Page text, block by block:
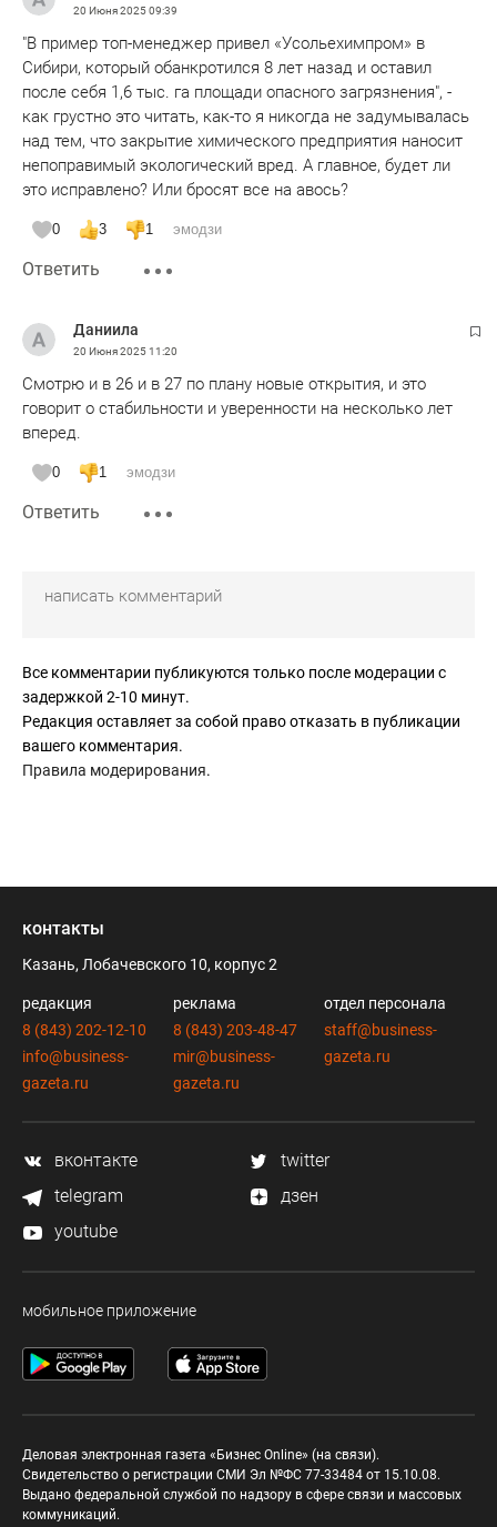
20 Июня 202509:39
"В пример топ-менеджер привел «Усольехимпром» в
Сибири, который обанкротился 8 лет назад и оставил
после себя 1,6 тыс. га площади опасного загрязнения", -
как грустно это читать, как-то я никогда не задумывалась
над тем, что закрытие химического предприятия наносит
непоправимый экологический вред. А главное, будет ли
это исправлено? Или бросят все на авось?
0 3 1 эмодзи
Ответить
Даниила
20 Июня 202511:20
Смотрю и в 26 и в 27 по плану новые открытия, и это
говорит о стабильности и уверенности на несколько лет
вперед.
0 1 эмодзи
Ответить
Все комментарии публикуются только после модерации с
задержкой 2-10 минут.
Редакция оставляет за собой право отказать в публикации
вашего комментария.
Правила модерирования.
контакты
Казань, Лобачевского 10, корпус 2
редакция
8 (843) 202-12-10
info@business-
gazeta.ru
реклама
8 (843) 203-48-47
mir@business-
gazeta.ru
отдел персонала
staff@business-
gazeta.ru
вконтакте
twitter
telegram
дзен
youtube
мобильное приложение
Деловая электронная газета «Бизнес Online» (на связи).
Свидетельство о регистрации СМИ Эл №ФС 77-33484 от 15.10.08.
Выдано федеральной службой по надзору в сфере связи и массовых
коммуникаций.